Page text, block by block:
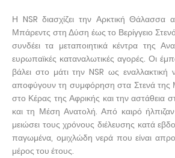
Η NSR διασχίζει την Αρκτική
Μπάρεντς στη Δύση έως το Βερίγγειο
συνδέει τα μεταποιητικά κέντρα της
ευρωπαϊκές καταναλωτικές αγορές. Οι
βάλει στο μάτι την NSR ως εναλλακτική
αποφύγουν τη συμφόρηση στα Στενά της
στο Κέρας της Αφρικής και την αστάθεια
και τη Μέση Ανατολή. Από καιρό
μειώσει τους χρόνους διέλευσης κατά
παγωμένα, ομιχλώδη νερά που είναι
μέρος του έτους.